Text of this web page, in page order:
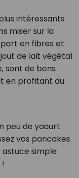
intéressants
miser sur la
en fibres et
de lait végétal
sont de bons
en profitant du
peu de yaourt
vos pancakes
astuce simple